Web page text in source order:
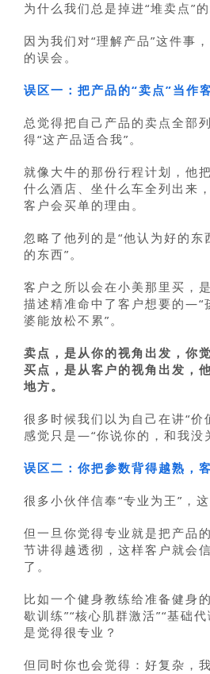
为什么我们总是掉进“堆卖点”
因为我们对“理解产品”这件事
的误会。
误区一：把产品的“卖点”当作
总觉得把自己产品的卖点全部
得“这产品适合我”。
就像大牛的那份行程计划，他
什么酒店、坐什么车全列出来
客户会买单的理由。
忽略了他列的是“他认为好的东
的东西”。
客户之所以会在小美那里买，
描述精准命中了客户想要的—“
婆能放松不累”。
卖点，是从你的视角出发，你
买点，是从客户的视角出发，
地方。
很多时候我们以为自己在讲“价
感觉只是—“你说你的，和我没
误区二：你把参数背得越熟，
很多小伙伴信奉“专业为王”，这
但一旦你觉得专业就是把产品
节讲得越透彻，这样客户就会
了。
比如一个健身教练给准备健身
歇训练”“核心肌群激活”“基础
是觉得很专业？
但同时你也会觉得：好复杂，